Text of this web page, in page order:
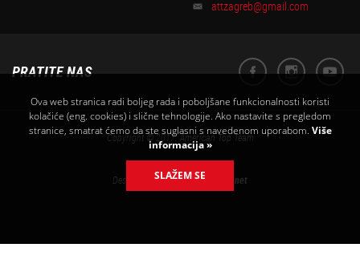
attzagreb@gmail.com
PRATITE NAS
Copyright © 2017. American Top Team
Designed & developed by Elatus.net
Ova web stranica radi boljeg rada i poboljšane funkcionalnosti koristi
kolačiće (eng. cookies) i slične tehnologije. Ako nastavite s pregledom
stranice, smatrat ćemo da ste suglasni s navedenom uporabom. Više
informacija »
SLAŽEM SE